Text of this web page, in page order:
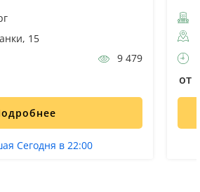
15
9 479
Сегодня в 22:00
от